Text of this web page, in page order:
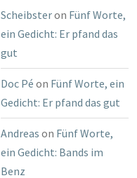
Scheibsteron Fünf Worte,
ein Gedicht: Er pfand das
gut
Doc Pé on Fünf Worte, ein
Gedicht: Er pfand das gut
Andreas on Fünf Worte,
ein Gedicht: Bands im
Benz